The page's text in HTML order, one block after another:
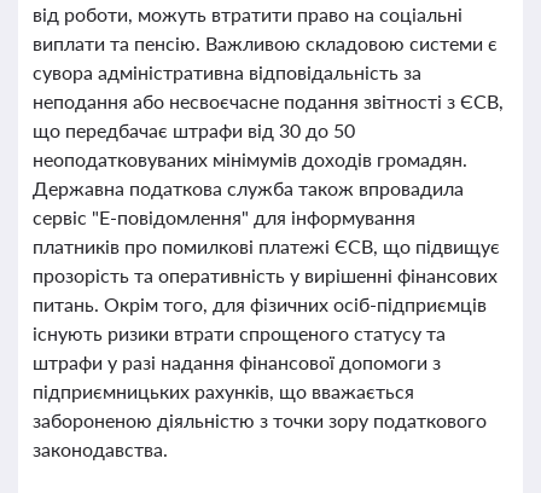
від роботи, можуть втратити право на соціальні
виплати та пенсію. Важливою складовою системи є
сувора адміністративна відповідальність за
неподання або несвоєчасне подання звітності з ЄСВ,
що передбачає штрафи від 30 до 50
неоподатковуваних мінімумів доходів громадян.
Державна податкова служба також впровадила
сервіс "Е-повідомлення" для інформування
платників про помилкові платежі ЄСВ, що підвищує
прозорість та оперативність у вирішенні фінансових
питань. Окрім того, для фізичних осіб-підприємців
існують ризики втрати спрощеного статусу та
штрафи у разі надання фінансової допомоги з
підприємницьких рахунків, що вважається
забороненою діяльністю з точки зору податкового
законодавства.